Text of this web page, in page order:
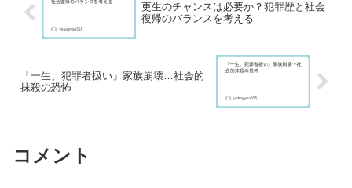
更生のチャンスは必要か？犯罪歴と社会
復帰のバランスを考える
「一生、犯罪者扱い」家族崩壊…社会的
抹殺の恐怖
コメント